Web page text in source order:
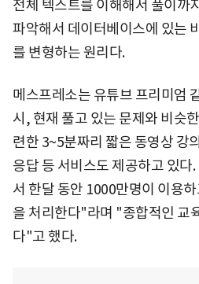
전체 텍스트를 이해해서 풀이까
파악해서 데이터베이스에 있는
를 변형하는 원리다.
메스프레소는 유튜브 프리미엄
시, 현재 풀고 있는 문제와 비슷
련한 3~5분짜리 짧은 동영상 강
응답 등 서비스도 제공하고 있다
서 한달 동안 1000만명이 이용
을 처리한다"라며 "종합적인 교
다"고 했다.